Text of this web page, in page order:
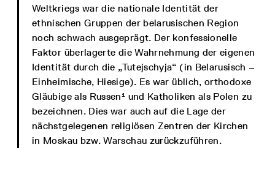
Weltkriegs war die nationale Identität der
ethnischen Gruppen der belarusischen Region
noch schwach ausgeprägt. Der konfessionelle
Faktor überlagerte die Wahrnehmung der eigenen
Identität durch die „Tutejschyja“ (in Belarusisch –
Einheimische, Hiesige). Es war üblich, orthodoxe
Gläubige als Russen¹ und Katholiken als Polen zu
bezeichnen. Dies war auch auf die Lage der
nächstgelegenen religiösen Zentren der Kirchen
in Moskau bzw. Warschau zurückzuführen.